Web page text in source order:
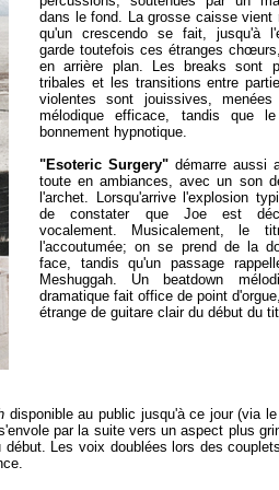
dans le fond. La grosse caisse vient
qu'un crescendo se fait, jusqu'à
garde toutefois ces étranges
en arrière plan. Les breaks sont
tribales et les transitions entre
violentes sont jouissives,
mélodique efficace, tandis que
bonnement hypnotique.
"Esoteric Surgery" démarre aussi
toute en ambiances, avec un son
l'archet. Lorsqu'arrive l'explosion
de constater que Joe est
vocalement. Musicalement, le
l'accoutumée; on se prend de la
face, tandis qu'un passage
Meshuggah. Un beatdown
dramatique fait office de point
étrange de guitare clair du début du
disponible au public jusqu'à ce jour (via
par la suite vers un aspect plus
Les voix doublées lors des